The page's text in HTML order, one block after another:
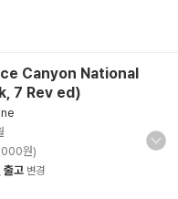
Canyon National
7 Rev ed)
원)
고 변경